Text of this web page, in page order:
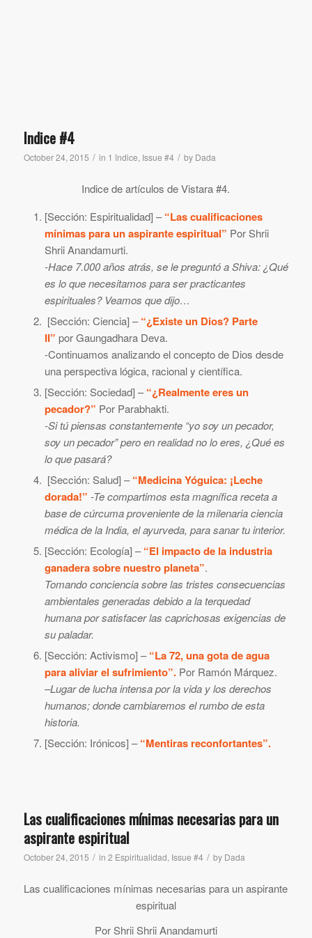
Indice #4
October 24, 2015 / in 1 ïndice, Issue #4 / by Dada
Indice de artículos de Vistara #4.
[Sección: Espiritualidad] –“Las cualificaciones
mínimas para un aspirante espiritual” Por Shrii
Shrii Anandamurti.
-Hace 7.000 años atrás, se le preguntó a Shiva: ¿Qué
es lo que necesitamos para ser practicantes
espirituales? Veamos que dijo…
[Sección: Ciencia] –“¿Existe un Dios? Parte
II” por Gaungadhara Deva.
-Continuamos analizando el concepto de Dios desde
una perspectiva lógica, racional y científica.
[Sección: Sociedad] –“¿Realmente eres un
pecador?” Por Parabhakti.
-Si tú piensas constantemente “yo soy un pecador,
soy un pecador” pero en realidad no lo eres, ¿Qué es
lo que pasará?
[Sección: Salud] –“Medicina Yóguica: ¡Leche
dorada!” -Te compartimos esta magnífica receta a
base de cúrcuma proveniente de la milenaria ciencia
médica de la India, el ayurveda, para sanar tu interior.
[Sección: Ecología] –“El impacto de la industria
ganadera sobre nuestro planeta”.
Tomando conciencia sobre las tristes consecuencias
ambientales generadas debido a la terquedad
humana por satisfacer las caprichosas exigencias de
su paladar.
[Sección: Activismo] –“La 72, una gota de agua
para aliviar el sufrimiento”. Por Ramón Márquez.
–Lugar de lucha intensa por la vida y los derechos
humanos; donde cambiaremos el rumbo de esta
historia.
[Sección: Irónicos] –“Mentiras reconfortantes”.
Las cualificaciones mínimas necesarias para un
aspirante espiritual
October 24, 2015 / in 2 Espiritualidad, Issue #4 / by Dada
Las cualificaciones mínimas necesarias para un aspirante
espiritual
Por Shrii Shrii Anandamurti